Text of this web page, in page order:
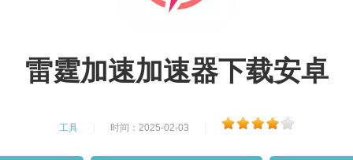
雷霆加速加速器下载安卓
工具 时间：2025-02-03